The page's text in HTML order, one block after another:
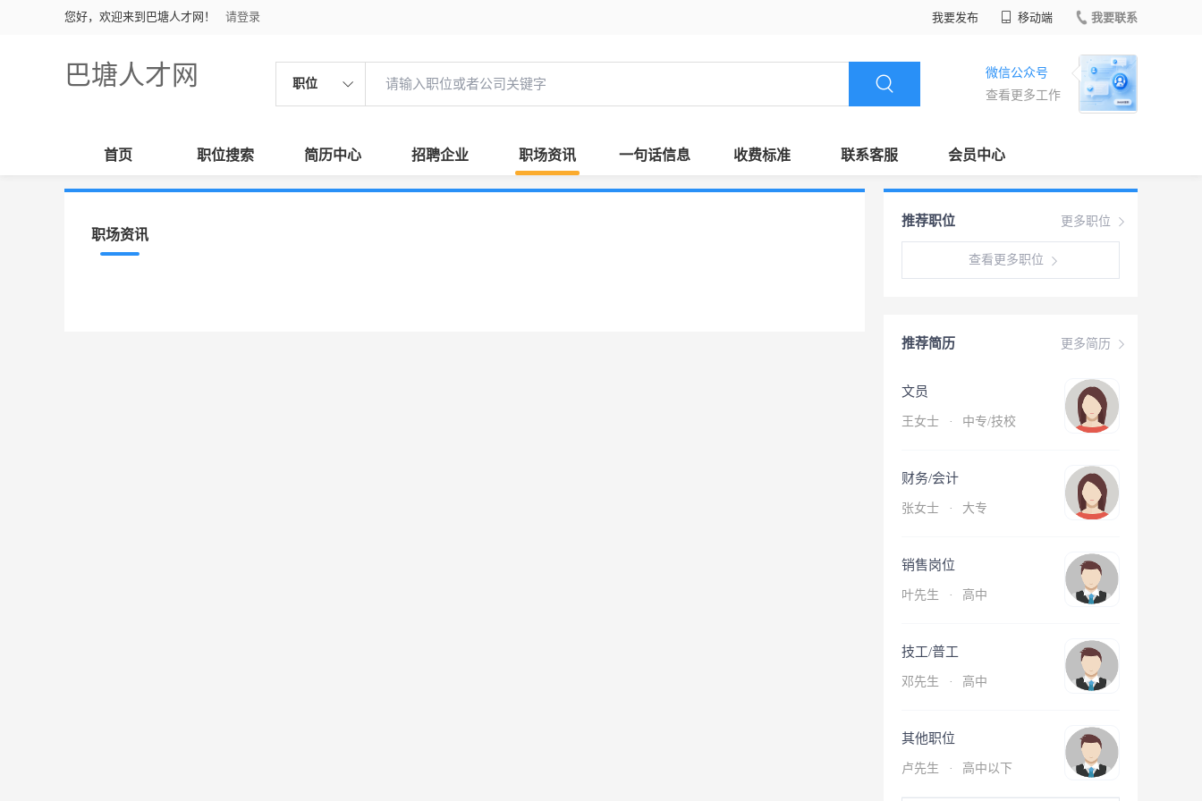
您好，欢迎来到巴塘人才网！ 请登录 我要发布 移动端 我要联系
巴塘人才网 职位
微信公众号
查看更多工作
首页 职位搜索 简历中心 招聘企业 职场资讯 一句话信息 收费标准 联系客服 会员中心
职场资讯
更多职位
推荐职位
查看更多职位
更多简历
推荐简历
文员
王女士 · 中专/技校
财务/会计
张女士 · 大专
销售岗位
叶先生 · 高中
技工/普工
邓先生 · 高中
其他职位
卢先生 · 高中以下